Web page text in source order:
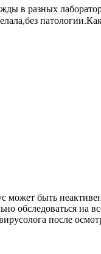
в разных
быть
обследоваться
после